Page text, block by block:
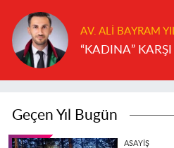
AV. ALI BAYRAM
“KADINA”
Geçen Yıl Bugün
ASAYIŞ